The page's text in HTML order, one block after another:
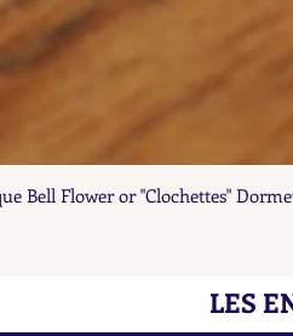
Bell Flower or "Clochettes"
LES